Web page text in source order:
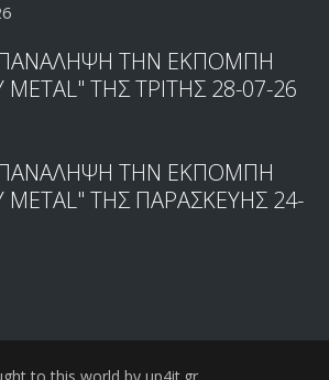
ΤΗΝ ΕΚΠΟΜΠΗ
METAL" ΤΗΣ ΤΡΙΤΗΣ 28-07-26
ΤΗΝ ΕΚΠΟΜΠΗ
METAL" ΤΗΣ ΠΑΡΑΣΚΕΥΗΣ 24-